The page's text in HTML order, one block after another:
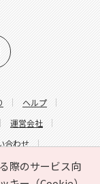
際のサービス向
ヘルプ
運営会社
合わせ
せ